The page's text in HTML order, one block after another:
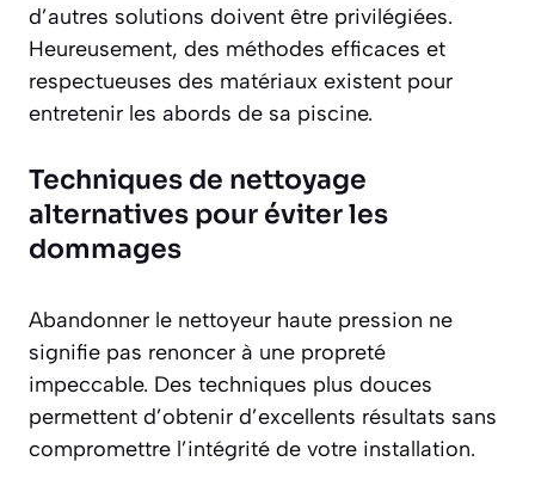
d’autres solutions doivent être privilégiées.
Heureusement, des méthodes efficaces et
respectueuses des matériaux existent pour
entretenir les abords de sa piscine.
Techniques de nettoyage
alternatives pour éviter les
dommages
Abandonner le nettoyeur haute pression ne
signifie pas renoncer à une propreté
impeccable. Des techniques plus douces
permettent d’obtenir d’excellents résultats sans
compromettre l’intégrité de votre installation.